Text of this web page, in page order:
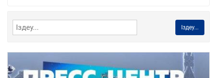
Іздеу...